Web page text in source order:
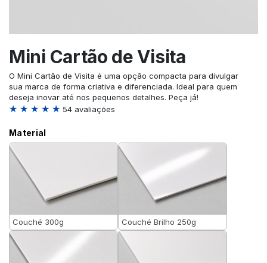
Mini Cartão de Visita
O Mini Cartão de Visita é uma opção compacta para divulgar
sua marca de forma criativa e diferenciada. Ideal para quem
deseja inovar até nos pequenos detalhes. Peça já!
★ ★ ★ ★ ★ 54 avaliações
Material
Couché 300g Couché Brilho 250g